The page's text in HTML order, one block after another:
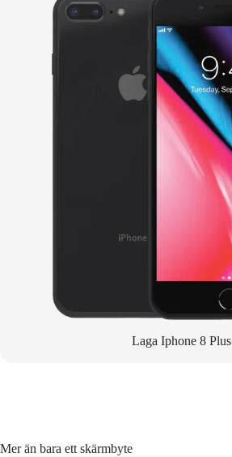
Laga Iphone 8 Plus
Mer än bara ett skärmbyte